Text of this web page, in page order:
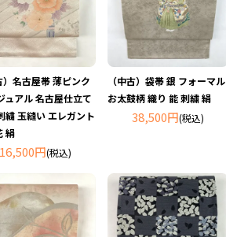
）名古屋帯 薄ピンク
ュアル 名古屋仕立て
繍 玉縫い エレガント
絹
16,500円(税込)
（中古）袋帯 銀 フォーマル
お太鼓柄 織り 能 刺繍 絹
38,500円(税込)